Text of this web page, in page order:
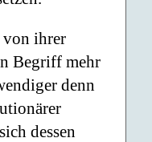
von ihrer
Begriff mehr
denn
dessen